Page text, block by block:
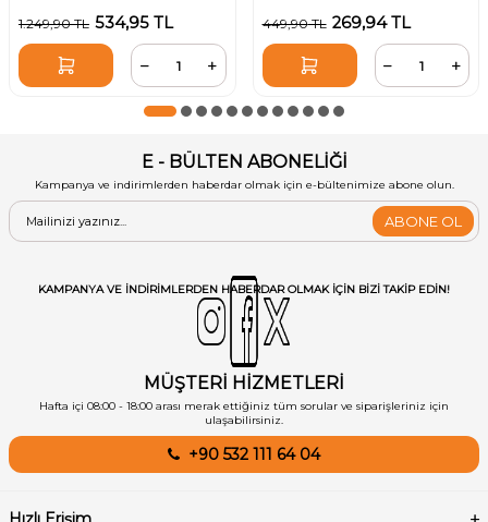
1.249,90TL 534,95 TL
449,90TL 269,94TL
E - BÜLTEN ABONELİĞİ
Kampanya ve indirimlerden haberdar olmak için e-bültenimize abone olun.
ABONE OL
KAMPANYA VE INDIRIMLERDEN HABERDAR OLMAK IÇIN BIZI TAKIP EDIN!
MÜŞTERİ HİZMETLERİ
Hafta içi 08:00 - 18:00 arası merak ettiğiniz tüm sorular ve siparişleriniz için
ulaşabilirsiniz.
+90 532 111 64 04